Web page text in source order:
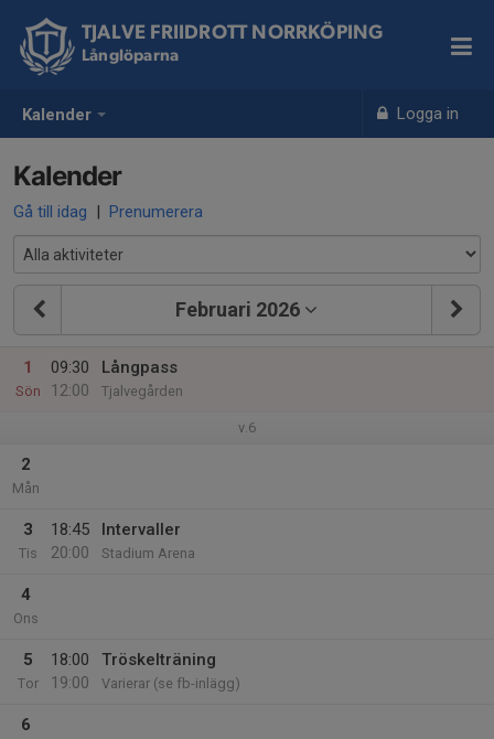
Kalender Logga in
TJALVE FRIIDROTT NORRKÖPING
Långlöparna
Kalender
Gå till idag | Prenumerera
Februari 2026
1
Sön
09:30
12:00
Långpass
Tjalvegården
v.6
2
Mån
3
Tis
18:45
20:00
Intervaller
Stadium Arena
4
Ons
5
Tor
18:00
19:00
Tröskelträning
Varierar (se fb-inlägg)
6